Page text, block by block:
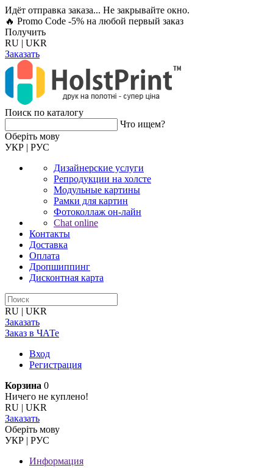
Идёт отправка заказа... Не закрывайте окно.
🔥 Promo Code -5% на любой первый заказ
Получить
RU | UKR
Заказать
Поиск по каталогу
Что ищем?
Оберiть мову
УКР | РУС
Дизайнерские услуги
Репродукции на холсте
Модульные картины
Рамки для картин
Фотоколлаж он-лайн
Chat online
Контакты
Доставка
Оплата
Дропшиппинг
Дисконтная карта
RU | UKR
Заказать
Заказ в ЧАТе
Вход
Регистрация
Корзина 0
Ничего не куплено!
RU | UKR
Заказать
Оберiть мову
УКР | РУС
Информация